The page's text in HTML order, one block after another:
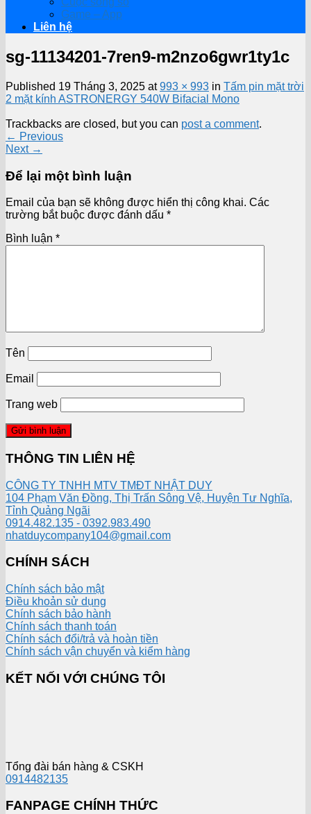
Game – App
Liên hệ
sg-11134201-7ren9-m2nzo6gwr1ty1c
Published 19 Tháng 3, 2025 at993 × 993 in Tấm pin mặt trời
2 mặt kính ASTRONERGY 540W Bifacial Mono
Trackbacks are closed, but you can post a comment.
← Previous
Next →
Để lại một bình luận
Email của bạn sẽ không được hiển thị công khai. Các
trường bắt buộc được đánh dấu *
Bình luận *
Tên
Email
Trang web
THÔNG TIN LIÊN HỆ
CÔNG TY TNHH MTV TMĐT NHẬT DUY
104 Phạm Văn Đồng, Thị Trấn Sông Vệ, Huyện Tư Nghĩa,
Tỉnh Quảng Ngãi
0914.482.135 - 0392.983.490
nhatduycompany104@gmail.com
CHÍNH SÁCH
Chính sách bảo mật
Điều khoản sử dụng
Chính sách bảo hành
Chính sách thanh toán
Chính sách đổi/trả và hoàn tiền
Chính sách vận chuyển và kiểm hàng
KẾT NỐI VỚI CHÚNG TÔI
Tổng đài bán hàng & CSKH
0914482135
FANPAGE CHÍNH THỨC